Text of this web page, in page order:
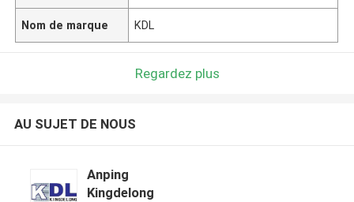
Nom de marque KDL
Regardez plus
AU SUJET DE NOUS
Anping
Kingdelong